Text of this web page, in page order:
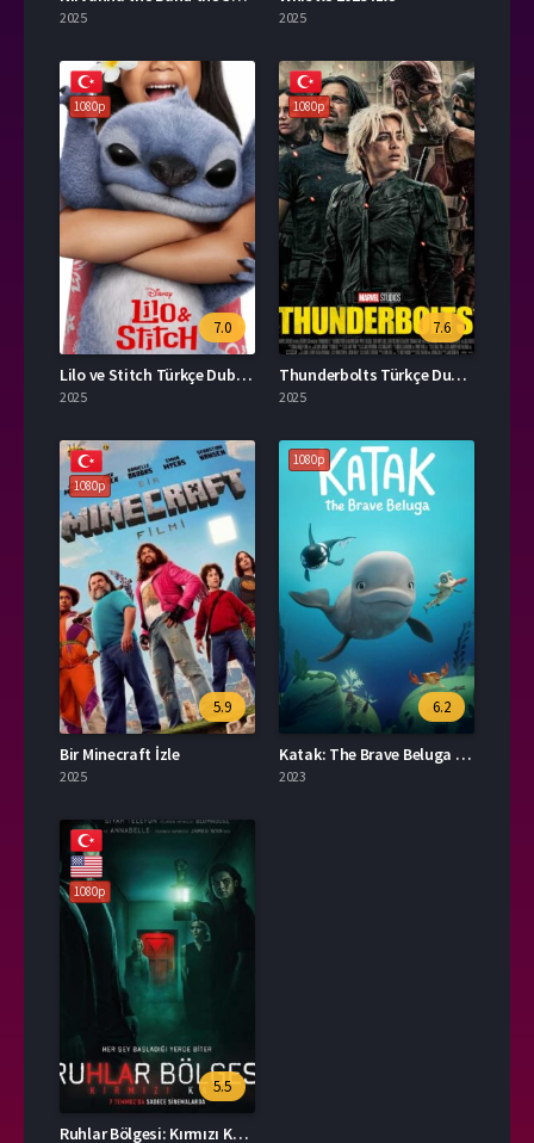
2025 2025
1080p
7.0
Lilo ve Stitch Türkçe Dublaj İzle
2025
1080p
7.6
Thunderbolts Türkçe Dublaj İzle
2025
1080p
5.9
Bir Minecraft İzle
2025
1080p
6.2
Katak: The Brave Beluga İzle
2023
1080p
5.5
Ruhlar Bölgesi: Kırmızı Kapı İzle